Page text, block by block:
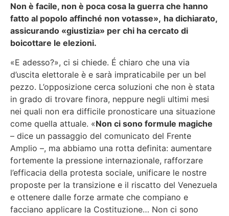
Non è facile, non è poca cosa la guerra che hanno
fatto al popolo affinché non votasse», ha dichiarato,
assicurando «giustizia» per chi ha cercato di
boicottare le elezioni.
«E adesso?», ci si chiede. É chiaro che una via
d’uscita elettorale è e sarà impraticabile per un bel
pezzo. L’opposizione cerca soluzioni che non è stata
in grado di trovare finora, neppure negli ultimi mesi
nei quali non era difficile pronosticare una situazione
come quella attuale. «Non ci sono formule magiche
– dice un passaggio del comunicato del Frente
Amplio –, ma abbiamo una rotta definita: aumentare
fortemente la pressione internazionale, rafforzare
l’efficacia della protesta sociale, unificare le nostre
proposte per la transizione e il riscatto del Venezuela
e ottenere dalle forze armate che compiano e
facciano applicare la Costituzione… Non ci sono